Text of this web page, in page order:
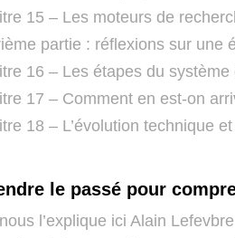
15 – Les moteurs de
partie : réflexions sur une
16 – Les étapes du système
17 – Comment en est-on
18 – L’évolution technique
le passé pour
l’explique ici Alain